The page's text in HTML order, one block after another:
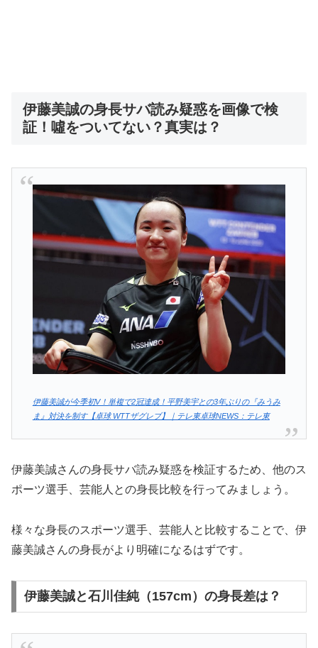
伊藤美誠の身長サバ読み疑惑を画像で検
証！噓をついてない？真実は？
伊藤美誠が今季初V！単複で2冠達成！平野美宇との3年ぶりの『みうみ
ま』対決を制す【卓球 WTTザグレブ】｜テレ東卓球NEWS：テレ東
伊藤美誠さんの身長サバ読み疑惑を検証するため、他のス
ポーツ選手、芸能人との身長比較を行ってみましょう。
様々な身長のスポーツ選手、芸能人と比較することで、伊
藤美誠さんの身長がより明確になるはずです。
伊藤美誠と石川佳純（157cm）の身長差は？